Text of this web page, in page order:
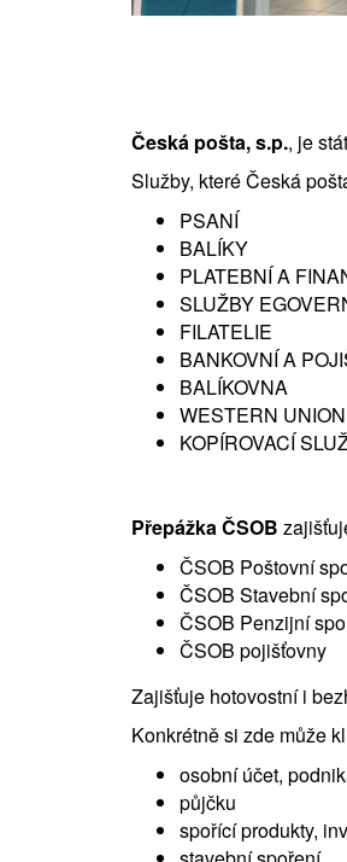
Česká pošta, s.p., je
Služby, které Česká
PSANÍ
BALÍKY
PLATEBNÍ A
SLUŽBY
FILATELIE
BANKOVNÍ A
BALÍKOVNA
WESTERN UNION
KOPÍROVACÍ
Přepážka ČSOB
ČSOB Poštovní
ČSOB Stavební
ČSOB Penzijní
ČSOB pojišťovny
Zajišťuje hotovostní i
Konkrétně si zde může
osobní účet,
půjčku
spořící produkty,